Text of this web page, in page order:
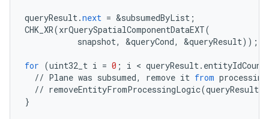
queryResult.next = &subsumedByList ;
CHK_XR(xrQuerySpatialComponentDataEXT(
snapshot, &queryCond, &queryResult));
for (uint32_t i = 0 ; i < queryResult.
// Plane was subsumed, remove it from processing
// removeEntityFromProcessingLogic(queryResult
}